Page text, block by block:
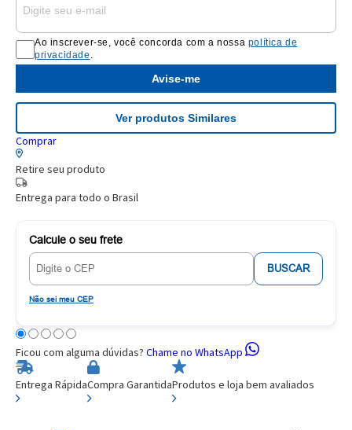
Ao inscrever-se, você concorda com a nossa política de
privacidade
Avise-me
Ver produtos Similares
Comprar
Retire seu produto
Entrega para todo o Brasil
Calcule o seu frete
BUSCAR
Não sei meu CEP
Ficou com alguma dúvidas? Chame no WhatsApp
Entrega RápidaCompra GarantidaProdutos e loja bem avaliados